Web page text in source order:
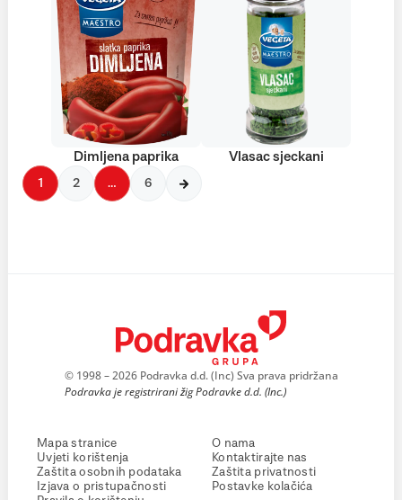
Dimljena paprika Vlasac sjeckani
1 2 … 6
© 1998 – 2026 Podravka d.d. (Inc) Sva prava pridržana
Podravka je registrirani žig Podravke d.d. (Inc.)
Mapa stranice
Uvjeti korištenja
Zaštita osobnih podataka
Izjava o pristupačnosti
O nama
Kontaktirajte nas
Zaštita privatnosti
Postavke kolačića